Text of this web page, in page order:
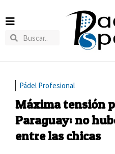
Pádel Profesional
Máxima tensión
Paraguay: no
entre las chicas